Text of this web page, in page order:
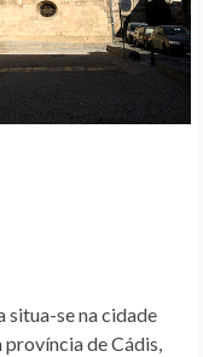
situa-se na cidade
província de Cádis,